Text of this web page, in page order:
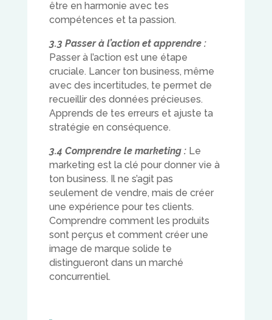
être en harmonie avec tes
compétences et ta passion.
3.3 Passer à l’action et apprendre :
Passer à l’action est une étape
cruciale. Lancer ton business, même
avec des incertitudes, te permet de
recueillir des données précieuses.
Apprends de tes erreurs et ajuste ta
stratégie en conséquence.
3.4 Comprendre le marketing :Le
marketing est la clé pour donner vie à
ton business. Il ne s’agit pas
seulement de vendre, mais de créer
une expérience pour tes clients.
Comprendre comment les produits
sont perçus et comment créer une
image de marque solide te
distingueront dans un marché
concurrentiel.